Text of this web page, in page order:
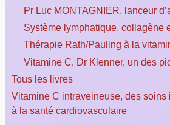
Pr Luc MONTAGNIER, lanceur
Système lymphatique, collagène
Thérapie Rath/Pauling à la
Vitamine C, Dr Klenner, un des
Tous les livres
Vitamine C intraveineuse, des soins
à la santé cardiovasculaire